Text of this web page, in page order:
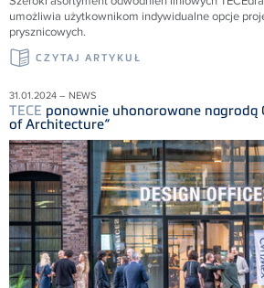
umożliwia użytkownikom indywidualne opcje
prysznicowych.
CZYTAJ ARTYKUŁ
31.01.2024 – NEWS
TECE ponownie uhonorowane nagrodą
of Architecture“